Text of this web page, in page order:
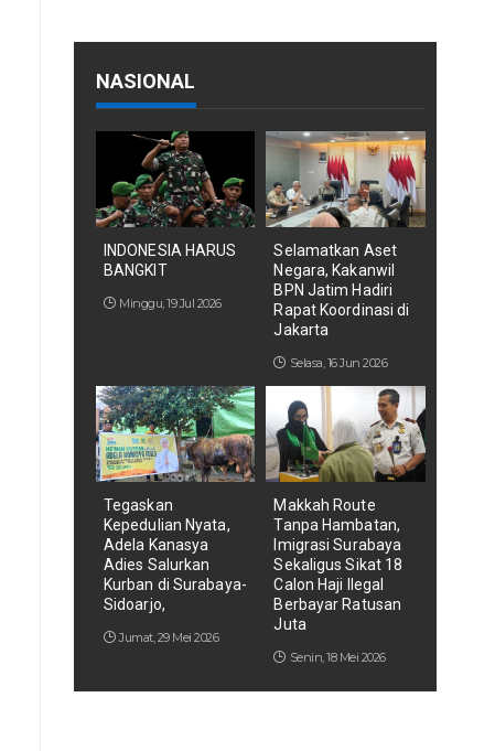
NASIONAL
INDONESIA HARUS
BANGKIT
Minggu, 19 Jul 2026
Selamatkan Aset
Negara, Kakanwil
BPN Jatim Hadiri
Rapat Koordinasi di
Jakarta
Selasa, 16 Jun 2026
Tegaskan
Kepedulian Nyata,
Adela Kanasya
Adies Salurkan
Kurban di Surabaya-
Sidoarjo,
Jumat, 29 Mei 2026
Makkah Route
Tanpa Hambatan,
Imigrasi Surabaya
Sekaligus Sikat 18
Calon Haji Ilegal
Berbayar Ratusan
Juta
Senin, 18 Mei 2026